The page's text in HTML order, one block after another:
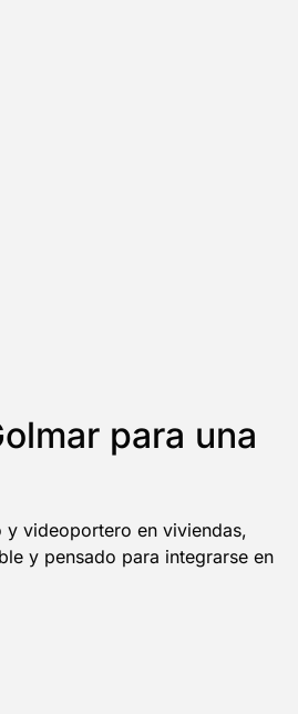
para una
videoportero en viviendas,
y pensado para integrarse en